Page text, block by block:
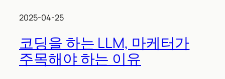
2025-04-25
코딩을 하는 LLM, 마케터가
주목해야 하는 이유